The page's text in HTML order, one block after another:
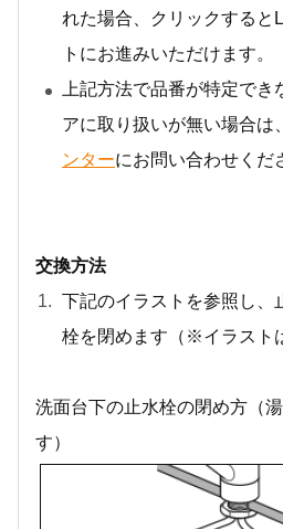
れた場合、クリックすると
トにお進みいただけます。
上記方法で品番が特定でき
アに取り扱いが無い場合は、
ンターにお問い合わせくだ
交換方法
下記のイラストを参照し、
栓を閉めます（※イラスト
洗面台下の止水栓の閉め方（
す）